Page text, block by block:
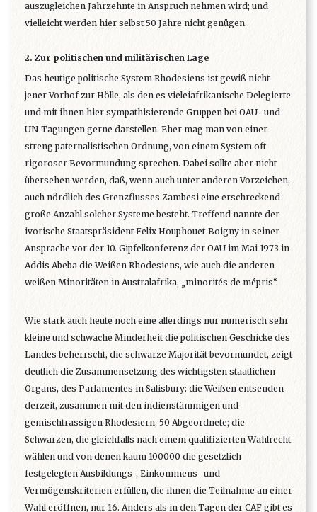
auszugleichen Jahrzehnte in Anspruch nehmen wird; und
vielleicht werden hier selbst 50 Jahre nicht genügen.
2. Zur politischen und militärischen Lage
Das heutige politische System Rhodesiens ist gewiß nicht
jener Vorhof zur Hölle, als den es vieleiafrikanische Delegierte
und mit ihnen hier sympathisierende Gruppen bei OAU- und
UN-Tagungen gerne darstellen. Eher mag man von einer
streng paternalistischen Ordnung, von einem System oft
rigoroser Bevormundung sprechen. Dabei sollte aber nicht
übersehen werden, daß, wenn auch unter anderen Vorzeichen,
auch nördlich des Grenzflusses Zambesi eine erschreckend
große Anzahl solcher Systeme besteht. Treffend nannte der
ivorische Staatspräsident Felix Houphouet-Boigny in seiner
Ansprache vor der 10. Gipfelkonferenz der OAU im Mai 1973 in
Addis Abeba die Weißen Rhodesiens, wie auch die anderen
weißen Minoritäten in Australafrika, „minorités de mépris“.
Wie stark auch heute noch eine allerdings nur numerisch sehr
kleine und schwache Minderheit die politischen Geschicke des
Landes beherrscht, die schwarze Majorität bevormundet, zeigt
deutlich die Zusammensetzung des wichtigsten staatlichen
Organs, des Parlamentes in Salisbury: die Weißen entsenden
derzeit, zusammen mit den indienstämmigen und
gemischtrassigen Rhodesiern, 50 Abgeordnete; die
Schwarzen, die gleichfalls nach einem qualifizierten Wahlrecht
wählen und von denen kaum 100000 die gesetzlich
festgelegten Ausbildungs-, Einkommens- und
Vermögenskriterien erfüllen, die ihnen die Teilnahme an einer
Wahl eröffnen, nur 16. Anders als in den Tagen der CAF gibt es